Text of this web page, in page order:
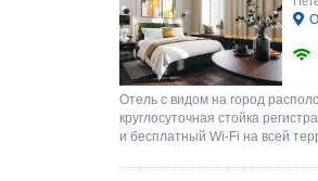
Отель с видом на город
круглосуточная стойка
и бесплатный Wi-Fi на всей